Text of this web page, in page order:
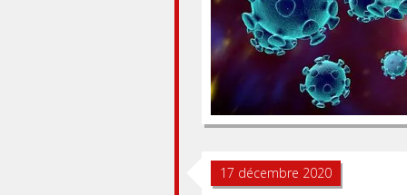
17 décembre 2020